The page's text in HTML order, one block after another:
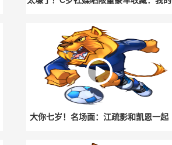
大你七岁！名场面：江疏影和凯恩一起